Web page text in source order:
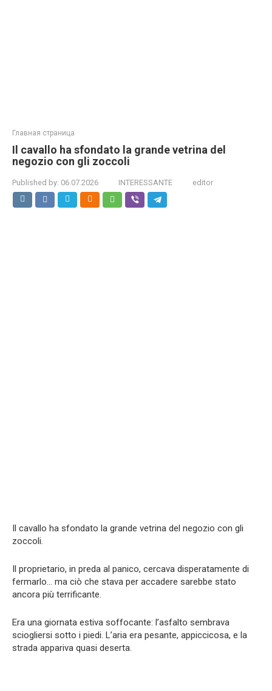
Главная страница
Il cavallo ha sfondato la grande vetrina del
negozio con gli zoccoli
Published by: 06.07.2026 INTERESSANTE editor
Il cavallo ha sfondato la grande vetrina del negozio con gli
zoccoli.
Il proprietario, in preda al panico, cercava disperatamente di
fermarlo… ma ciò che stava per accadere sarebbe stato
ancora più terrificante.
Era una giornata estiva soffocante: l’asfalto sembrava
sciogliersi sotto i piedi. L’aria era pesante, appiccicosa, e la
strada appariva quasi deserta.